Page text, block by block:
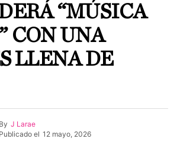
“MÚSICA
CON UNA
LLENA DE
By J Larae
Publicado el 12 mayo, 2026